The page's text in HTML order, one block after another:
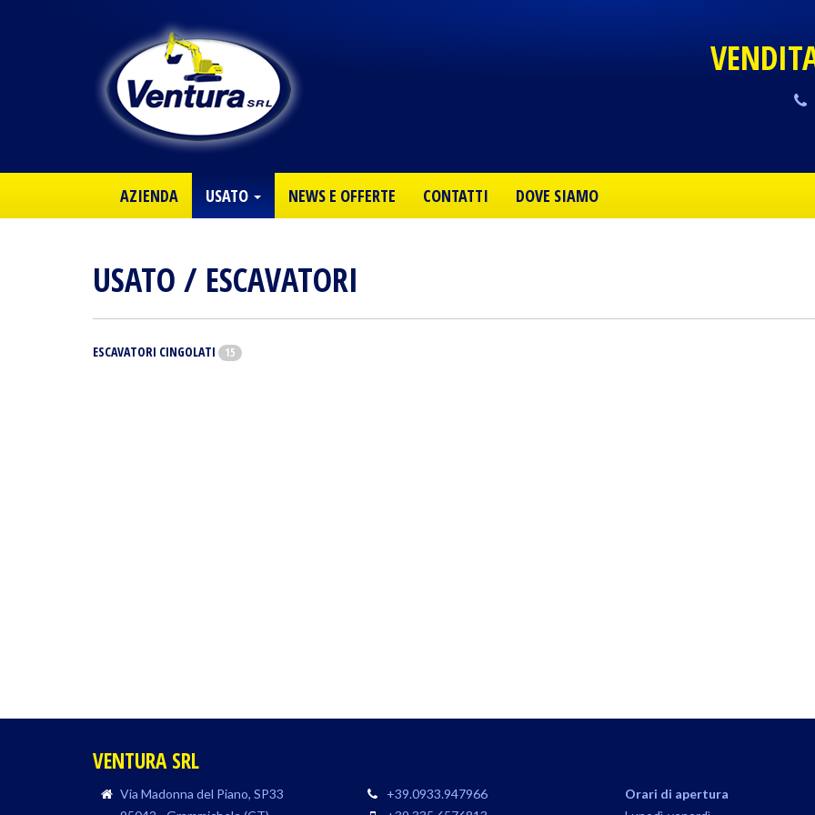
AZIENDA USATO NEWS E OFFERTE CONTATTI DOVE SIAMO
USATO / ESCAVATORI
ESCAVATORI CINGOLATI 15
VENTURA SRL
Via Madonna del Piano, SP33
+39.0933.947966
Orari di apertura